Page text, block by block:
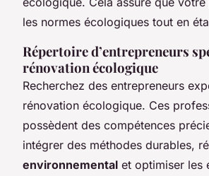
les normes écologiques tout en
Répertoire d’entrepreneurs
rénovation écologique
Recherchez des entrepreneurs
rénovation écologique. Ces
possèdent des compétences
intégrer des méthodes durables,
environnemental et optimiser les